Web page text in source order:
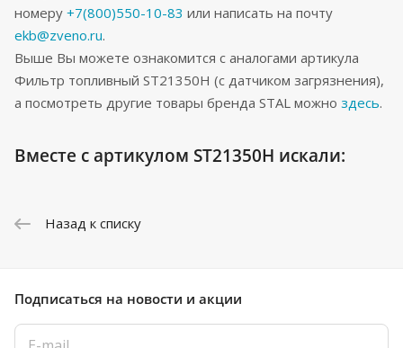
номеру +7(800)550-10-83 или написать на почту
ekb@zveno.ru.
Выше Вы можете ознакомится с аналогами артикула
Фильтр топливный ST21350H (с датчиком загрязнения),
а посмотреть другие товары бренда STAL можно здесь.
Вместе с артикулом ST21350H искали:
Назад к списку
Подписаться на новости и акции